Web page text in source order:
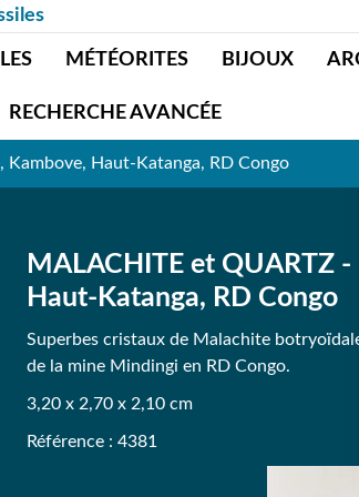
MÉTÉORITES BIJOUX
RECHERCHE AVANCÉE
Haut-Katanga, RD Congo
MALACHITE et QUARTZ
Haut-Katanga, RD Congo
Superbes cristaux de Malachite
de la mine Mindingi en RD Congo.
3,20 x 2,70 x 2,10 cm
Référence : 4381